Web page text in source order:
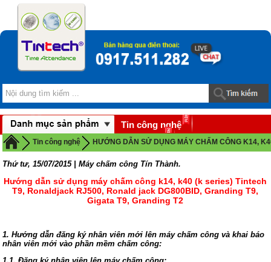
Tin công nghệ
Download
Tin công nghệ HƯỚNG DẪN SỬ DỤNG MÁY CHẤM CÔNG K14,
Thứ tư, 15/07/2015 | Máy chấm công Tín Thành.
Hướng dẫn sử dụng máy chấm công k14, k40 (k series) Tintech
T9, Ronaldjack RJ500, Ronald jack DG800BID, Granding T9,
Gigata T9, Granding T2
1. Hướng dẫn đăng ký nhân viên mới lên máy chấm công và khai báo
nhân viên mới vào phần mềm chấm công: